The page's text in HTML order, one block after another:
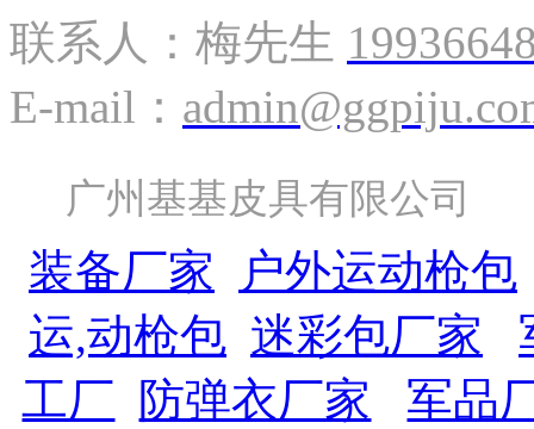
联系人：梅先生
E-mail：
广州基基皮具有限公
装备厂家
户外运动枪包
运,动枪包 迷彩包厂家
工厂
防弹衣厂家
军品